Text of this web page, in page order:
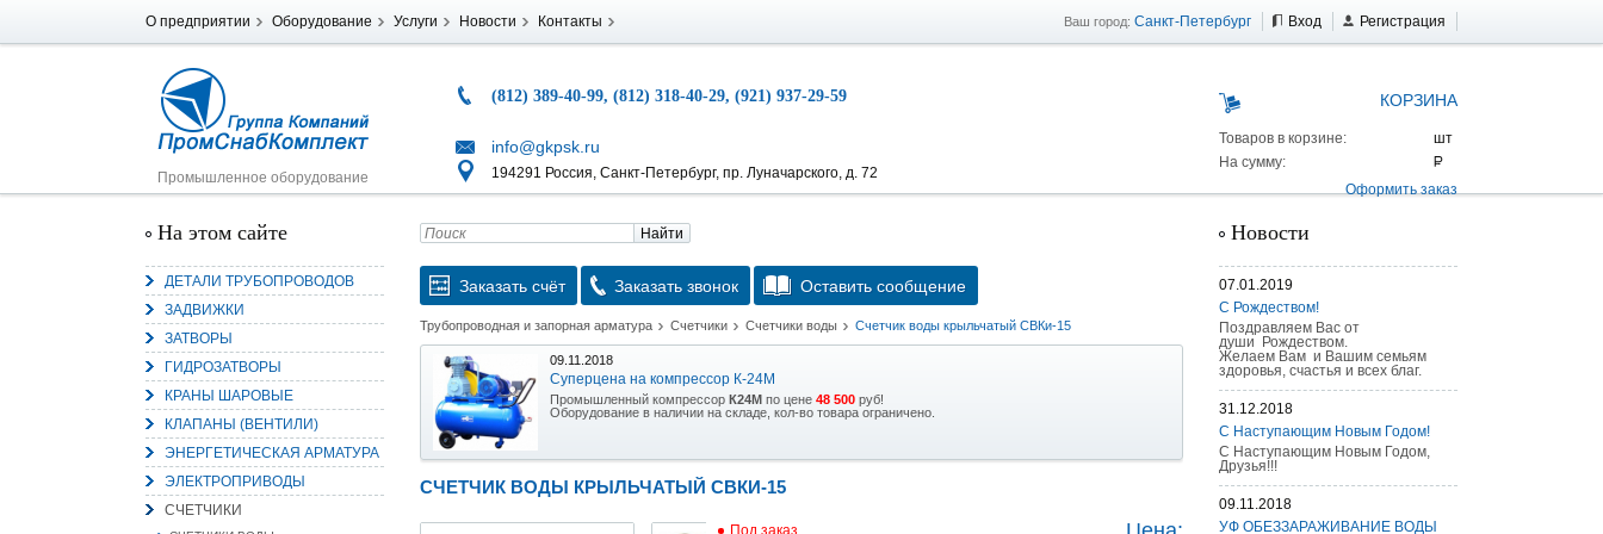
О предприятии Оборудование Услуги Новости Контакты Ваш город: Санкт-Петербург Вход Регистрация
Промышленное оборудование
(812) 389-40-99, (812) 318-40-29, (921) 937-29-59
info@gkpsk.ru
194291 Россия, Санкт-Петербург, пр. Луначарского, д. 72
КОРЗИНА
Товаров в корзине:
На сумму:
Оформить заказ
На этом сайте
ДЕТАЛИ ТРУБОПРОВОДОВ
ЗАДВИЖКИ
ЗАТВОРЫ
ГИДРОЗАТВОРЫ
КРАНЫ ШАРОВЫЕ
КЛАПАНЫ (ВЕНТИЛИ)
ЭНЕРГЕТИЧЕСКАЯ АРМАТУРА
ЭЛЕКТРОПРИВОДЫ
СЧЕТЧИКИ
Найти
Заказать счёт Заказать звонок Оставить сообщение
Трубопроводная и запорная арматура Счетчики Счетчики воды Счетчик воды крыльчатый СВКи-15
09.11.2018
Суперцена на компрессор К-24М
Промышленный компрессор К24М по цене 48 500 руб!
Оборудование в наличии на складе, кол-во товара ограничено.
15.10.2018
Скидка на гидравлическую тележку
Уникальная возможность приобрести (в наличии на складе) тележку гидравлическую AS 25 г/п
СЧЕТЧИК ВОДЫ КРЫЛЬЧАТЫЙ СВКИ-15
Под заказ
Новости
07.01.2019
С Рождеством!
Поздравляем Вас от
души Рождеством.
Желаем Вам и Вашим семьям
здоровья, счастья и всех благ.
31.12.2018
С Наступающим Новым Годом!
С Наступающим Новым Годом,
Друзья!!!
09.11.2018
УФ ОБЕЗЗАРАЖИВАНИЕ ВОДЫ